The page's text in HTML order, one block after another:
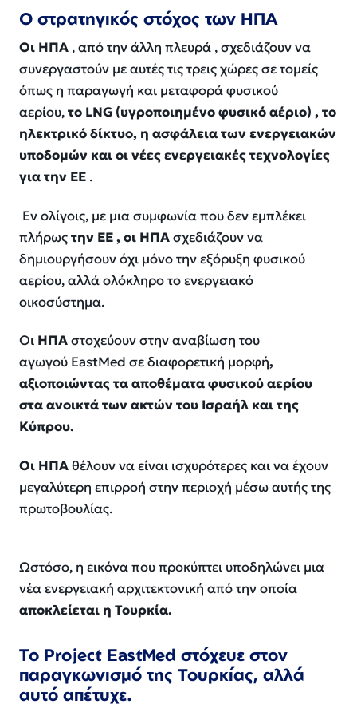
Ο στρατηγικός στόχος των ΗΠΑ
Οι ΗΠΑ , από την άλλη πλευρά , σχεδιάζουν να
συνεργαστούν με αυτές τις τρεις χώρες σε τομείς
όπως η παραγωγή και μεταφορά φυσικού
αερίου,το LNG (υγροποιημένο φυσικό αέριο) , το
ηλεκτρικό δίκτυο, η ασφάλεια των ενεργειακών
υποδομών και οι νέες ενεργειακές τεχνολογίες
για την ΕΕ .
Εν ολίγοις, με μια συμφωνία που δεν εμπλέκει
πλήρωςτην ΕΕ , οι ΗΠΑσχεδιάζουν να
δημιουργήσουν όχι μόνο την εξόρυξη φυσικού
αερίου, αλλά ολόκληρο το ενεργειακό
οικοσύστημα.
Οι ΗΠΑστοχεύουν στην αναβίωση του
αγωγού EastMed σε διαφορετική μορφή,
αξιοποιώντας τα αποθέματα φυσικού αερίου
στα ανοικτά των ακτών του Ισραήλ και της
Κύπρου.
Οι ΗΠΑθέλουν να είναι ισχυρότερες και να έχουν
μεγαλύτερη επιρροή στην περιοχή μέσω αυτής της
πρωτοβουλίας.
Ωστόσο, η εικόνα που προκύπτει υποδηλώνει μια
νέα ενεργειακή αρχιτεκτονική από την οποία
αποκλείεται η Τουρκία.
Το Project EastMed στόχευε στον
παραγκωνισμό της Τουρκίας, αλλά
αυτό απέτυχε.